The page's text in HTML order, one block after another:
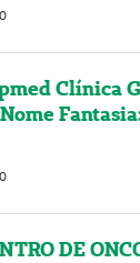
Clínica
DE